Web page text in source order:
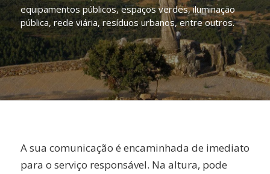
equipamentos públicos, espaços verdes, iluminação
pública, rede viária, resíduos urbanos, entre outros.
A sua comunicação é encaminhada de imediato
para o serviço responsável. Na altura, pode